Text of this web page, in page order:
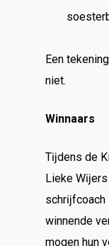
Een
niet.
Winnaars
Tĳdens de
Lieke
schrĳfcoach
winnende
mogen hun